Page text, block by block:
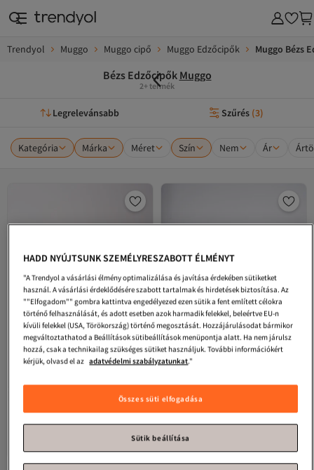
Trendyol Muggo Muggo cipő Muggo Edzőcipők Muggo Bézs
Bézs Edzőcipők Muggo
2+ termék
Legrelevánsabb Szűrés (3)
Kategória Márka Méret Szín Nem Ár
28 038
Legalacsonyabb (30 nap)
HADD NYÚJTSUNK SZEMÉLYRESZABOTT ÉLMÉNYT
"A Trendyol a vásárlási élmény optimalizálása és javítása érdekében sütiketket
használ. A vásárlási érdeklődésére szabott tartalmak és hirdetések biztosítása. Az
""Elfogadom"" gombra kattintva engedélyezed ezen sütik a fent említett célokra
történő felhasználását, és adott esetben azok harmadik felekkel, beleértve EU-n
kívüli felekkel (USA, Törökország) történő megosztását. Hozzájárulásodat bármikor
megváltoztathatod a Beállítások sütibeállítások menüpontja alatt. Ha nem járulsz
hozzá, csak a technikailag szükséges sütiket használjuk. További információkért
kérjük, olvasd el az adatvédelmi szabályzatunkat."
Összes süti elfogadása
Sütik beállítása